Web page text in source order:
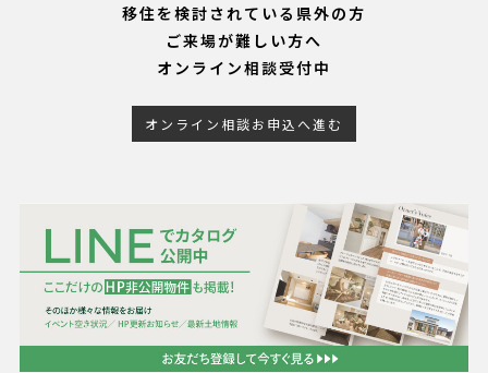
移住を検討されている県外の方
ご来場が難しい方へ
オンライン相談受付中
オンライン相談お申込へ進む